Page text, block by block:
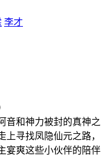
李才
音和神力被封的真神之
寻找凤隐仙元之路，
宴爽这些小伙伴的陪伴